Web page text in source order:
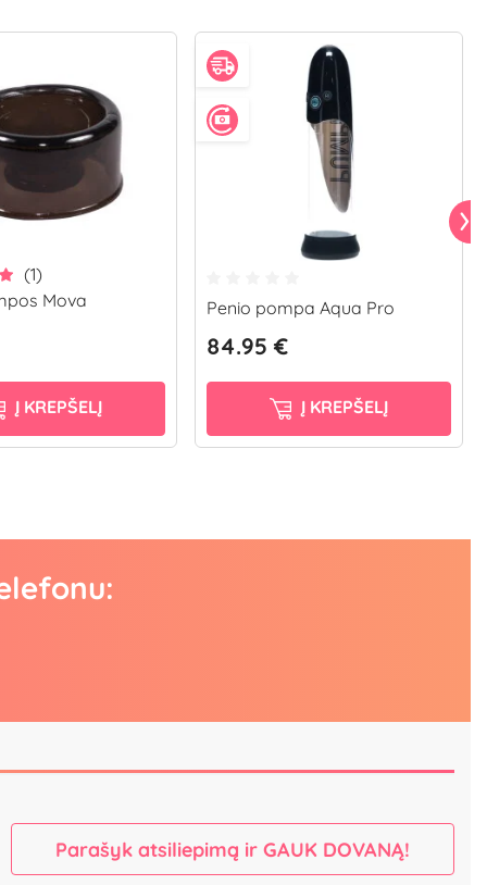
(1)
Mova
Į KREPŠELĮ
Penio pompa Aqua Pro
84.95 €
Į KREPŠELĮ
Parašyk atsiliepimą ir GAUK DOVANĄ!